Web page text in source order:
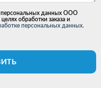
персональных данных ООО
обработки заказа и
персональных данных.